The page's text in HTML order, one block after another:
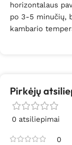
horizontalaus
po 3-5 minučių,
kambario
Pirkėjų
0 atsiliepimai
0